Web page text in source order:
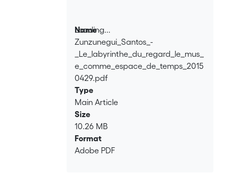
Loading...
Loading...
Name
Zunzunegui_Santos_-
_Le_labyrinthe_du_regard_le_mus_
e_comme_espace_de_temps_2015
0429.pdf
Type
Main Article
Size
10.26 MB
Format
Adobe PDF